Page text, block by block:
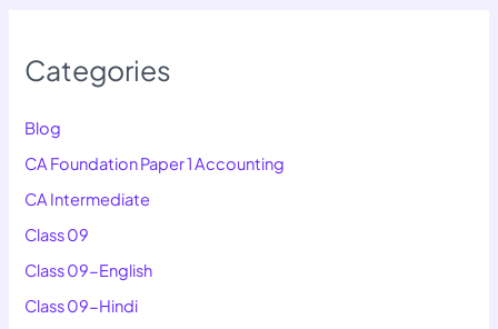
Categories
Blog
CA Foundation Paper 1 Accounting
CA Intermediate
Class 09
Class 09-English
Class 09-Hindi